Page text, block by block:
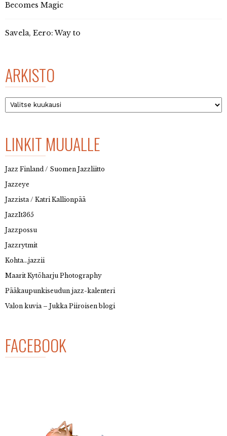
Becomes Magic
Savela, Eero: Way to
ARKISTO
Arkisto
LINKIT MUUALLE
Jazz Finland / Suomen Jazzliitto
Jazzeye
Jazzista / Katri Kallionpää
JazzIt365
Jazzpossu
Jazzrytmit
Kohta…jazzii
Maarit Kytöharju Photography
Pääkaupunkiseudun jazz-kalenteri
Valon kuvia – Jukka Piiroisen blogi
FACEBOOK